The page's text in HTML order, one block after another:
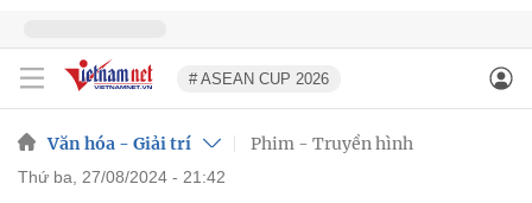
# ASEAN CUP 2026
Văn hóa - Giải trí Phim - Truyền hình
thứ ba, 27/08/2024 - 21:42